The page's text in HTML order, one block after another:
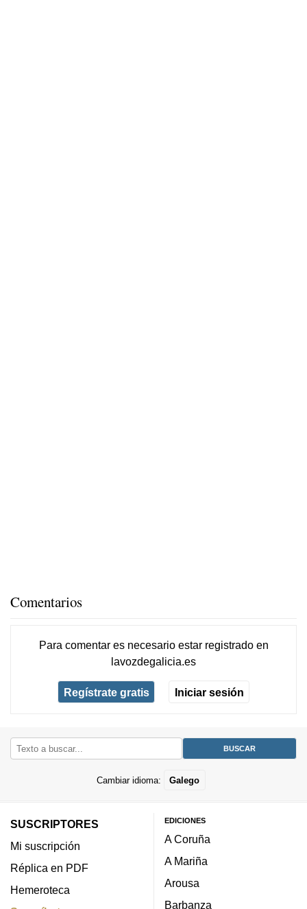
Comentarios
Para comentar es necesario estar registradoen
lavozdegalicia.es
Regístrate gratis Iniciar sesión
Cambiar idioma: Galego
SUSCRIPTORES
Mi suscripción
Réplica en PDF
Hemeroteca
EDICIONES
A Coruña
A Mariña
Arousa
Barbanza